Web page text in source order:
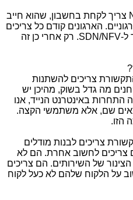
צריך לקחת בחשבון, שהוא חייב
הארגונים קודם כל צריכים
ל-SDN/NFV. רק אחרי כן זה
צריכים להשתנות
מה גדל בשוק, מהיכן יש
התחרות באינטרנט הנייד, אנו
שם, אלא משתמשי הקצה.
הזו.
צריכים לבנות מודלים
צריכים לחשוב אחרת. הם לא
של השירותים. הם צריכים
על הלקוח שלהם לא כעל לקוח